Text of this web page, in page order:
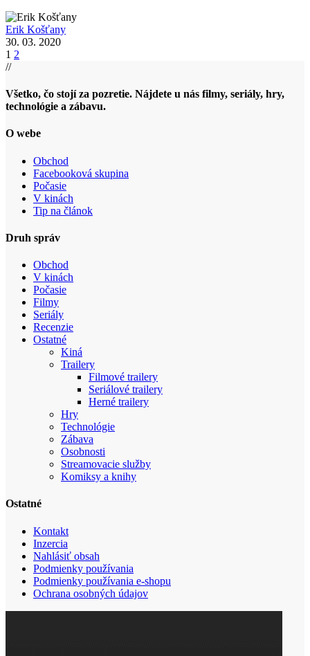
Erik Košťany
30. 03. 2020
1 2
//
Všetko, čo stojí za pozretie. Nájdete u nás filmy, seriály, hry,
technológie a zábavu.
O webe
Obchod
Facebooková skupina
Počasie
V kinách
Tip na článok
Druh správ
Obchod
V kinách
Počasie
Filmy
Seriály
Recenzie
Ostatné
Kiná
Trailery
Filmové trailery
Seriálové trailery
Herné trailery
Hry
Technológie
Zábava
Osobnosti
Streamovacie služby
Komiksy a knihy
Ostatné
Kontakt
Inzercia
Nahlásiť obsah
Podmienky používania
Podmienky používania e-shopu
Ochrana osobných údajov